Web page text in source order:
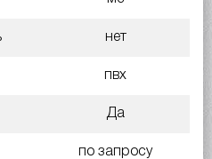
нет
пвх
Да
по запросу